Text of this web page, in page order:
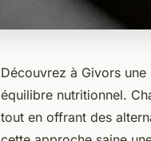
Découvrez à Givors
équilibre nutritionnel.
tout en offrant des